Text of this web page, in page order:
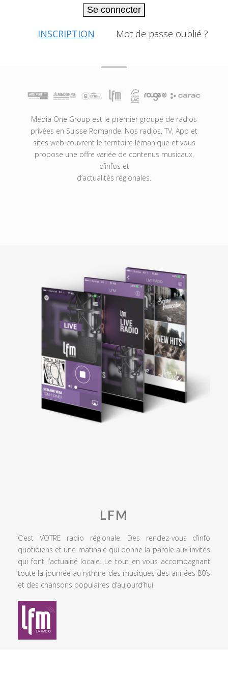
Se connecter
INSCRIPTION Mot de passe oublié ?
Media One Group est le premier groupe de radios
privées en Suisse Romande. Nos radios, TV, App et
sites web couvrent le territoire lémanique et vous
propose une offre variée de contenus musicaux,
d’infos et
d’actualités régionales.
LFM
C’est VOTRE radio régionale. Des rendez-vous d’info
quotidiens et une matinale qui donne la parole aux invités
qui font l’actualité locale. Le tout en vous accompagnant
toute la journée au rythme des musiques des années 80’s
et des chansons populaires d’aujourd’hui.